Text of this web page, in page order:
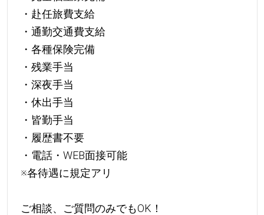
・赴任旅費支給
・通勤交通費支給
・各種保険完備
・残業手当
・深夜手当
・休出手当
・皆勤手当
・履歴書不要
・電話・WEB面接可能
※各待遇に規定アリ
ご相談、ご質問のみでもOK！